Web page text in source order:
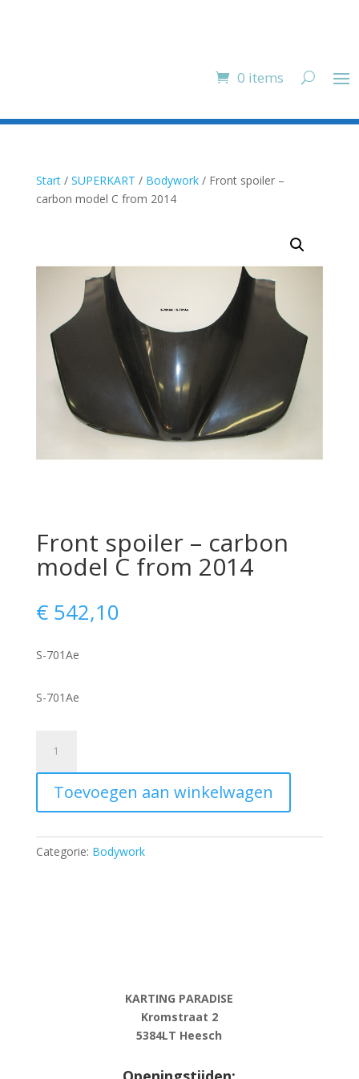
0 items
Start/ SUPERKART / Bodywork/ Front spoiler –
carbon model C from 2014
Front spoiler – carbon
model C from 2014
€542,10
S-701Ae
S-701Ae
spoiler
-
carbon
model
from
Toevoegen aan winkelwagen
Categorie: Bodywork
KARTING PARADISE
Kromstraat 2
5384LT Heesch